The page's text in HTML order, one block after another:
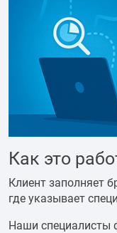
Как это
Клиент заполняет
где указывает
Наши специалисты